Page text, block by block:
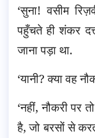
‘सुना! वसीम
पहुँचते ही शंकर
जाना पड़ा था.
‘यानी? क्या वह
‘नहीं, नौकरी पर
है, जो बरसों से